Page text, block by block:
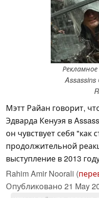
Assassins
Мэтт Райан говорит,
Эдварда Кенуэя в
он чувствует себя
продолжительной
выступление в 2013
Rahim Amir Noorali (
Опубликовано 21 May